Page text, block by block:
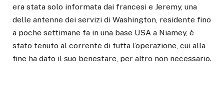
era stata solo informata dai francesi e Jeremy, una
delle antenne dei servizi di Washington, residente fino
a poche settimane fa in una base USA a Niamey, è
stato tenuto al corrente di tutta l’operazione, cui alla
fine ha dato il suo benestare, per altro non necessario.